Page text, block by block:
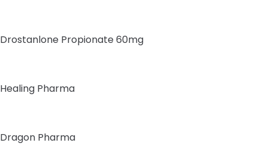
Drostanlone Propionate 60mg
Healing Pharma
Dragon Pharma